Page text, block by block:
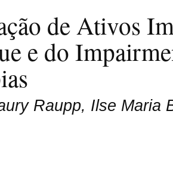
de Ativos
e do
Raupp, Ilse Maria